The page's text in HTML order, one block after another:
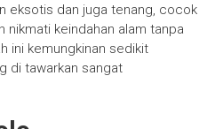
eksotis dan juga tenang, cocok
nikmati keindahan alam tanpa
ini kemungkinan sedikit
di tawarkan sangat